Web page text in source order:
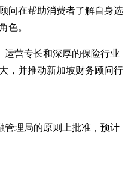
问在帮助消费者了解自身选
色。
运营专长和深厚的保险行业
，并推动新加坡财务顾问行
管理局的原则上批准，预计